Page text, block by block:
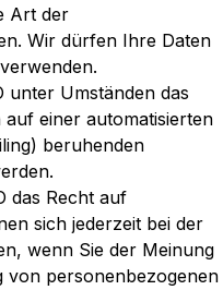
Art der
Wir dürfen Ihre Daten
unter Umständen das
einer automatisierten
beruhenden
das Recht auf
sich jederzeit bei der
wenn Sie der Meinung
von personenbezogenen